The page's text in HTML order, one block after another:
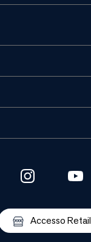
Accesso Retail